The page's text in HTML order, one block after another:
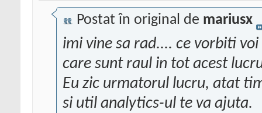
Postat în original de mariusx
imi vine sa rad.... ce vorbiti
care sunt raul in tot acest
Eu zic urmatorul lucru, atat
si util analytics-ul te va ajuta.